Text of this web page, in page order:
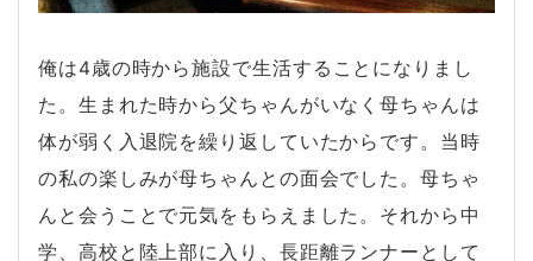
俺は4歳の時から施設で生活することになりまし
た。生まれた時から父ちゃんがいなく母ちゃんは
体が弱く入退院を繰り返していたからです。当時
の私の楽しみが母ちゃんとの面会でした。母ちゃ
んと会うことで元気をもらえました。それから中
学、高校と陸上部に入り、長距離ランナーとして